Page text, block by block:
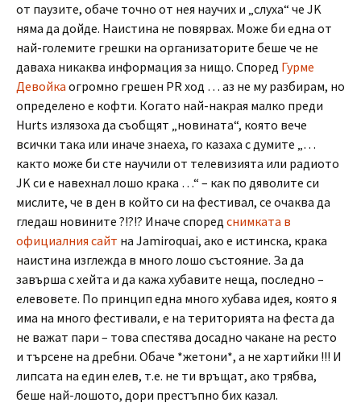
от паузите, обаче точно от нея научих и „слуха“ че JK
няма да дойде. Наистина не повярвах. Може би една от
най-големите грешки на организаторите беше че не
даваха никаква информация за нищо. Според Гурме
Девойка огромно грешен PR ход … аз не му разбирам, но
определено е кофти. Когато най-накрая малко преди
Hurts излязоха да съобщят „новината“, която вече
всички така или иначе знаеха, го казаха с думите „…
както може би сте научили от телевизията или радиото
JK си е навехнал лошо крака …“ – как по дяволите си
мислите, че в ден в който си на фестивал, се очаква да
гледаш новините ?!?!? Иначе според снимката в
официалния сайт на Jamiroquai, ако е истинска, крака
наистина изглежда в много лошо състояние. За да
завърша с хейта и да кажа хубавите неща, последно –
елевовете. По принцип една много хубава идея, която я
има на много фестивали, е на територията на феста да
не важат пари – това спестява досадно чакане на ресто
и търсене на дребни. Обаче *жетони*, а не хартийки !!! И
липсата на един елев, т.е. не ти връщат, ако трябва,
беше най-лошото, дори престъпно бих казал.